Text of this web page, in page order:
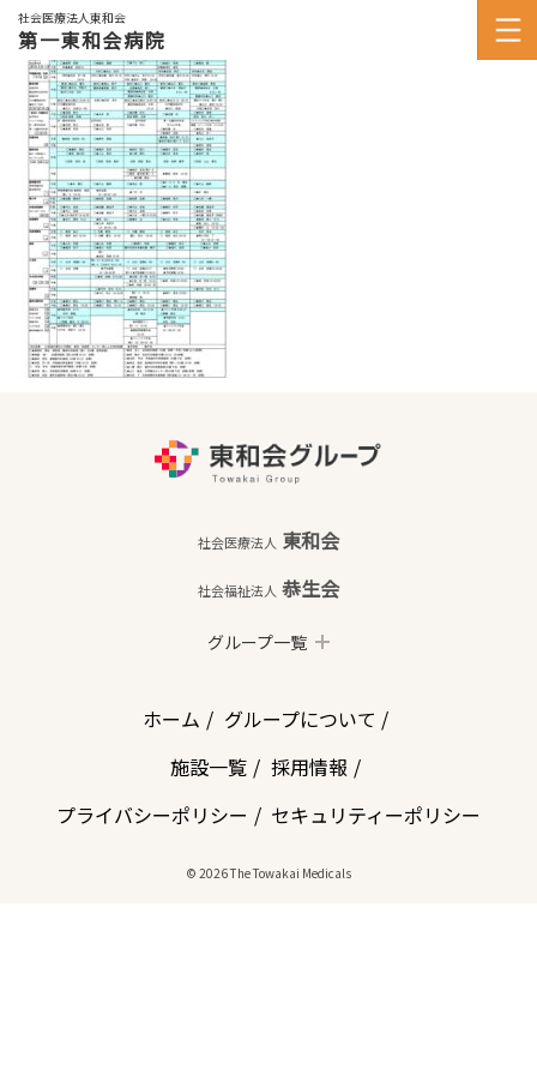
社会医療法人東和会
第一東和会病院
社会医療法人 東和会
社会福祉法人 恭生会
グループ一覧
ホーム
グループについて
施設一覧
採用情報
プライバシーポリシー
セキュリティーポリシー
© 2026 The Towakai Medicals